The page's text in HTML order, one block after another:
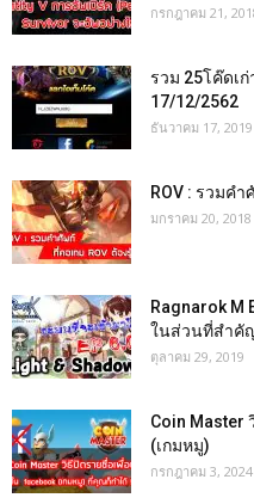
กรกฎาคม 21,
รวม 25โค๊ดเก่
17/12/2562
ธันวาคม 17, 2019
ROV : รวมคำ
มกราคม 20, 2018
Ragnarok M
ในส่วนที่สำคั
ตุลาคม 29, 2019
Coin Master
(เกมหมู)
กรกฎาคม 3, 2024